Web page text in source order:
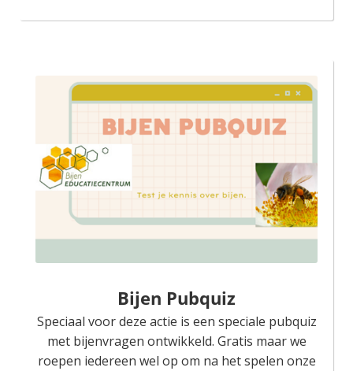
Bijen Pubquiz
Speciaal voor deze actie is een speciale pubquiz
met bijenvragen ontwikkeld. Gratis maar we
roepen iedereen wel op om na het spelen onze